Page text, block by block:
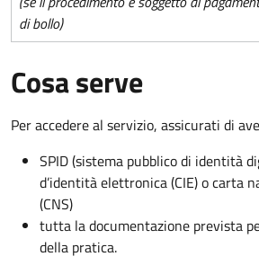
di bollo)
Cosa serve
Per accedere al servizio, assicurati di
SPID (sistema pubblico di identità
d’identità elettronica (CIE) o carta
(CNS)
tutta la documentazione prevista
della pratica.